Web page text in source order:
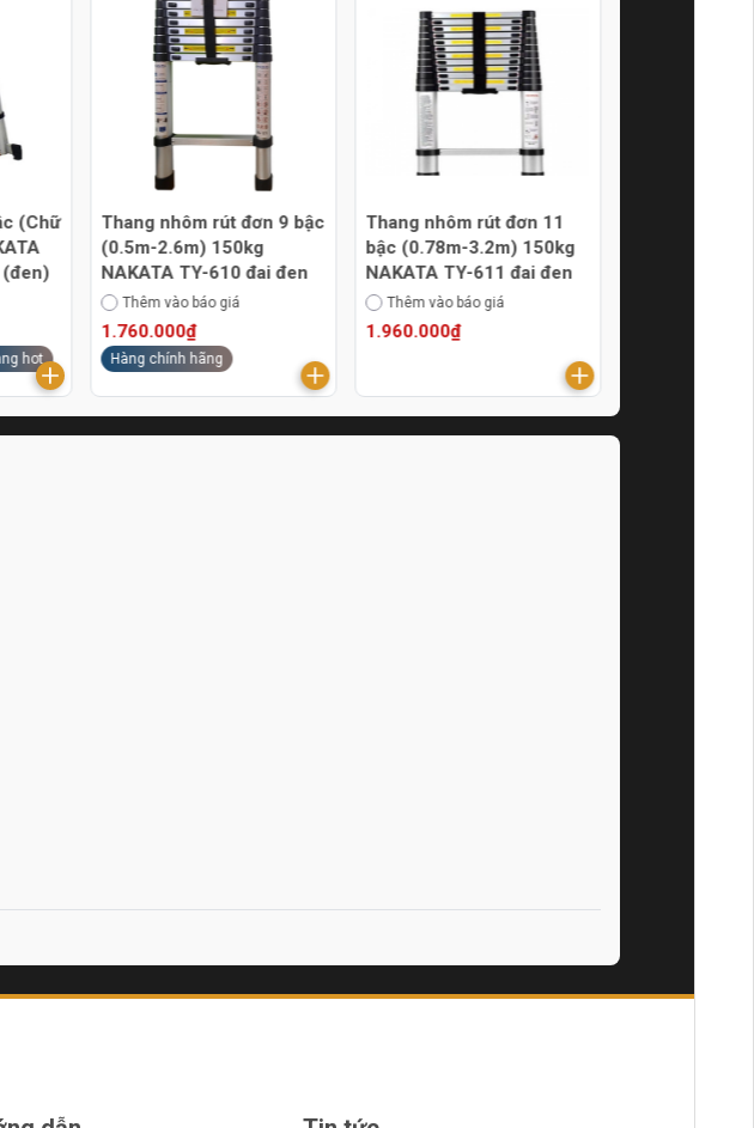
(Chữ
(đen)
hot
Thang nhôm rút đơn 9 bậc
(0.5m-2.6m) 150kg
NAKATA TY-610 đai đen
Thêm vào báo giá
1.760.000₫
Hàng chính hãng
Thang nhôm rút đơn 11
bậc (0.78m-3.2m) 150kg
NAKATA TY-611 đai đen
Thêm vào báo giá
1.960.000₫